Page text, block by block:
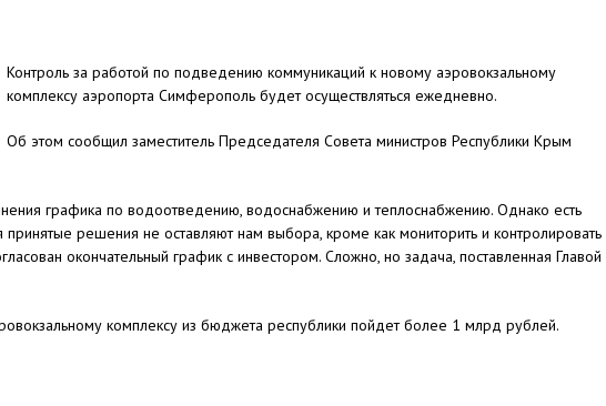
Контроль за работой по подведению коммуникаций к новому аэровокзальному
комплексу аэропорта Симферополь будет осуществляться ежедневно.
Об этом сообщил заместитель Председателя Совета министров Республики Крым
графика по водоотведению, водоснабжению и теплоснабжению. Однако есть
решения не оставляют нам выбора, кроме как мониторить и контролировать
окончательный график с инвестором. Сложно, но задача, поставленная Главой
комплексу из бюджета республики пойдет более 1 млрд рублей.